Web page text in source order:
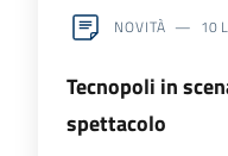
NOVITÀ 10
Tecnopoli in
spettacolo